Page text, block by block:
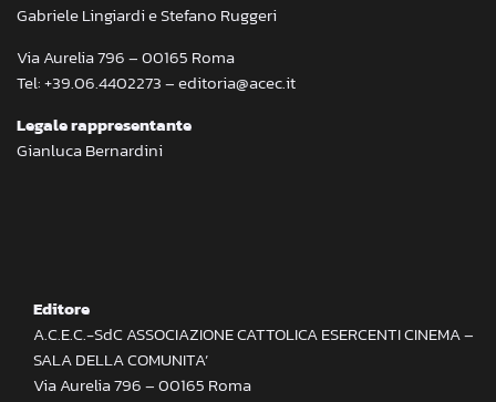
Gabriele Lingiardi e Stefano Ruggeri
Via Aurelia 796 – 00165 Roma
Tel: +39.06.4402273 – editoria@acec.it
Legale rappresentante
Gianluca Bernardini
Editore
A.C.E.C.-SdC ASSOCIAZIONE CATTOLICA ESERCENTI CINEMA –
SALA DELLA COMUNITA’
Via Aurelia 796 – 00165 Roma